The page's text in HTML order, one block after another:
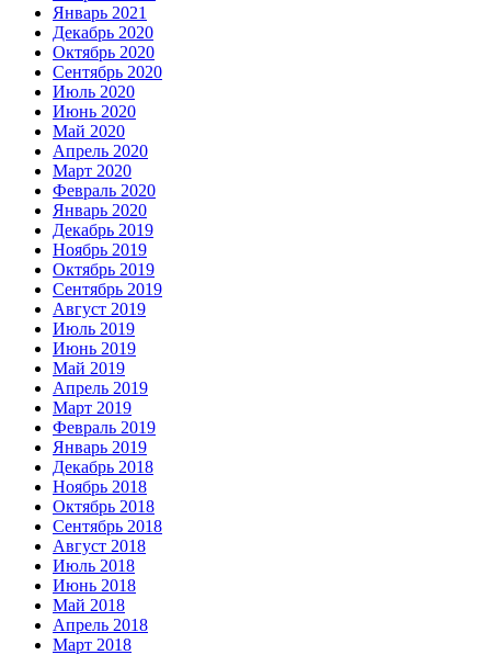
Январь 2021
Декабрь 2020
Октябрь 2020
Сентябрь 2020
Июль 2020
Июнь 2020
Май 2020
Апрель 2020
Март 2020
Февраль 2020
Январь 2020
Декабрь 2019
Ноябрь 2019
Октябрь 2019
Сентябрь 2019
Август 2019
Июль 2019
Июнь 2019
Май 2019
Апрель 2019
Март 2019
Февраль 2019
Январь 2019
Декабрь 2018
Ноябрь 2018
Октябрь 2018
Сентябрь 2018
Август 2018
Июль 2018
Июнь 2018
Май 2018
Апрель 2018
Март 2018